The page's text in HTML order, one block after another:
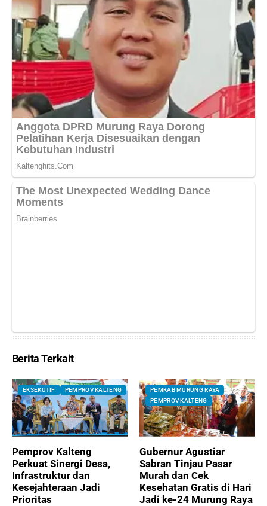
Berita Terkait
EKSEKUTIF PEMPROV KALTENG
Pemprov Kalteng
Perkuat Sinergi Desa,
Infrastruktur dan
Kesejahteraan Jadi
Prioritas
PEMKAB MURUNG RAYA
PEMPROV KALTENG
Gubernur Agustiar
Sabran Tinjau Pasar
Murah dan Cek
Kesehatan Gratis di Hari
Jadi ke-24 Murung Raya